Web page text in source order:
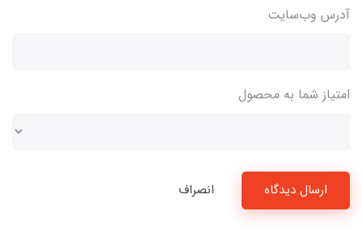
آدرس وب‌سایت
امتیاز شما به محصول
ارسال دیدگاه انصراف